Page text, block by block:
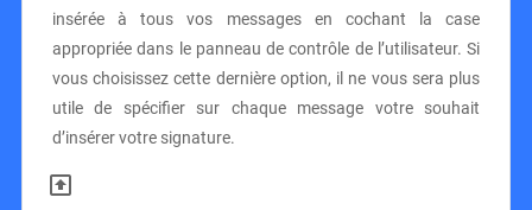
insérée à tous vos messages en cochant la case
appropriée dans le panneau de contrôle de l’utilisateur. Si
vous choisissez cette dernière option, il ne vous sera plus
utile de spécifier sur chaque message votre souhait
d’insérer votre signature.